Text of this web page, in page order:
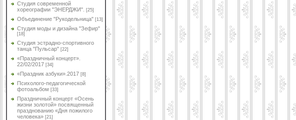
Студия современной
хореографии "ЭНЕРДЖИ".
[25]
Объединение "Рукодельница" [13]
Студия моды и дизайна "Зефир"
[18]
Студия эстрадно-спортивного
танца "Пульсар" [22]
«Праздничный концерт».
22/02/2017 [34]
«Праздник азбуки».2017 [8]
Психолого-педагогической
фотоальбом [33]
Праздничный концерт «Осень
жизни золотой» посвященный
празднованию «Дня пожилого
человека» [21]